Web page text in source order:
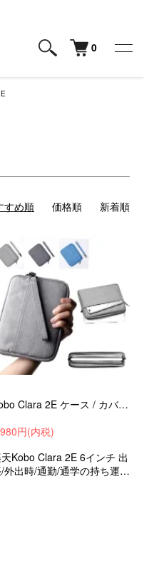
0
すめ順 価格順 新着順
Kobo Clara 2E ケース / カバー 6インチ 電子書籍リーダー 保護ケース 収納ケース カバー キャンバス調 バッグ型 カバン型
円(内税)
Kobo Clara 2E 6インチ 出
外出時/通勤/通学の持ち運び